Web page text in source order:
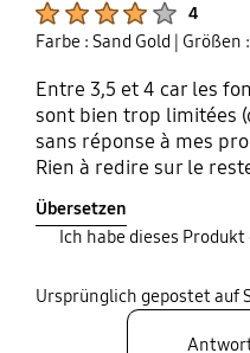
4
Farbe : Sand Gold | Größen
Entre 3,5 et 4 car les
sont bien trop limitées
sans réponse à mes
Rien à redire sur le
qualité comme on peut
Samsung
Übersetzen
Ich habe dieses
Ursprünglich gepostet auf